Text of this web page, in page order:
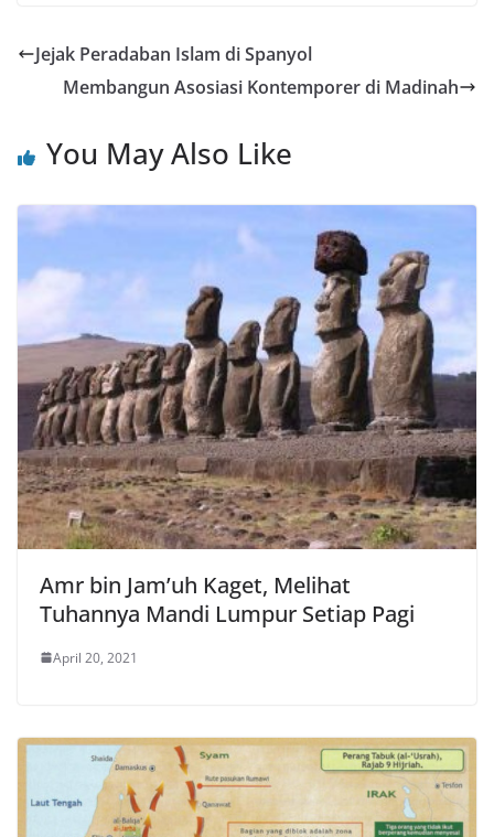
Jejak Peradaban Islam di Spanyol
Membangun Asosiasi Kontemporer di Madinah
You May Also Like
Amr bin Jam’uh Kaget, Melihat
Tuhannya Mandi Lumpur Setiap Pagi
April 20, 2021